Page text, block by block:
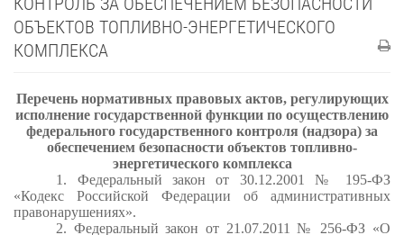
ОБЪЕКТОВ ТОПЛИВНО-ЭНЕРГЕТИЧЕСКОГО
КОМПЛЕКСА
Перечень нормативных правовых актов, регулирующих
исполнение государственной функции по осуществлению
федерального государственного контроля (надзора) за
обеспечением безопасности объектов топливно-
энергетического комплекса
1. Федеральный закон от 30.12.2001 № 195-ФЗ
«Кодекс Российской Федерации об административных
правонарушениях».
2. Федеральный закон от 21.07.2011 № 256-ФЗ «О